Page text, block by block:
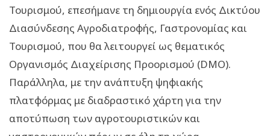
Τουρισμού, επεσήμανε τη δημιουργία ενός Δικτύου
Διασύνδεσης Αγροδιατροφής, Γαστρονομίας και
Τουρισμού, που θα λειτουργεί ως θεματικός
Οργανισμός Διαχείρισης Προορισμού (DMO).
Παράλληλα, με την ανάπτυξη ψηφιακής
πλατφόρμας με διαδραστικό χάρτη για την
αποτύπωση των αγροτουριστικών και